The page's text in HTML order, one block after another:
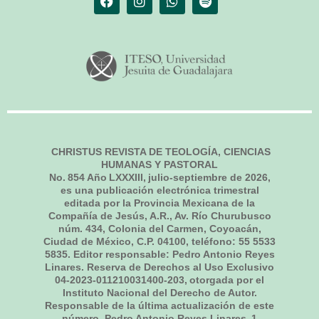
CHRISTUS REVISTA DE TEOLOGÍA, CIENCIAS
HUMANAS Y PASTORAL
No. 854Año LXXXIII, julio-septiembre de 2026,
es una publicación electrónica trimestral
editada por la Provincia Mexicana de la
Compañía de Jesús, A.R., Av. Río Churubusco
núm. 434, Colonia del Carmen, Coyoacán,
Ciudad de México, C.P. 04100, teléfono: 55 5533
5835. Editor responsable: Pedro Antonio Reyes
Linares. Reserva de Derechos al Uso Exclusivo
04-2023-011210031400-203, otorgada por el
Instituto Nacional del Derecho de Autor.
Responsable de la última actualización de este